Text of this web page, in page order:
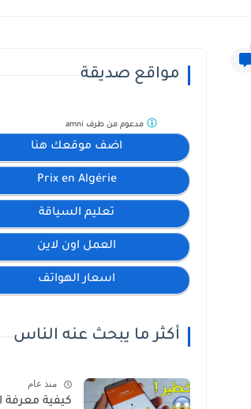
مواقع صديقة
اضف موقعك هنا
Prix en Algérie
تعليم السياقة
العمل اون لاين
اسعار الهواتف
مدعوم من طرف amni
أكثر ما يبحث عنه الناس
منذ عام
كيفية